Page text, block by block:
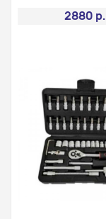
2880 р.